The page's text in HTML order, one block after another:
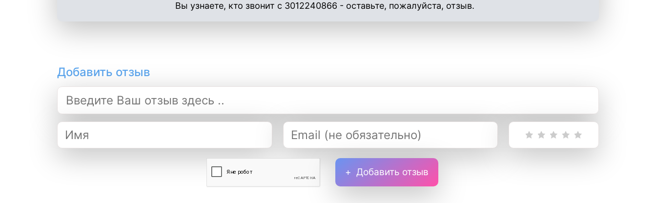
Вы узнаете, кто звонит с 3012240866 - оставьте, пожалуйста, отзыв.
Добавить отзыв
Добавить отзыв